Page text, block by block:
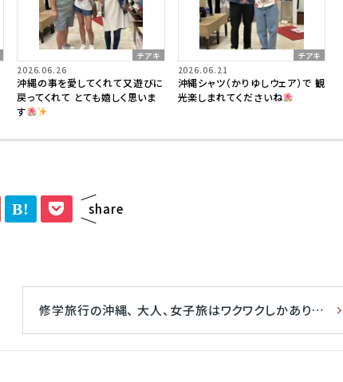
チアキ
2026.06.26
沖縄の事を愛してくれて又遊びに
戻ってくれて とても嬉しく思いま
す
チアキ
2026.06.21
沖縄シャツ（かりゆしウェア）で 観
光楽しまれてくださいね
B! share
修学旅行の沖縄、 大人、女子旅はワクワクしかあり…